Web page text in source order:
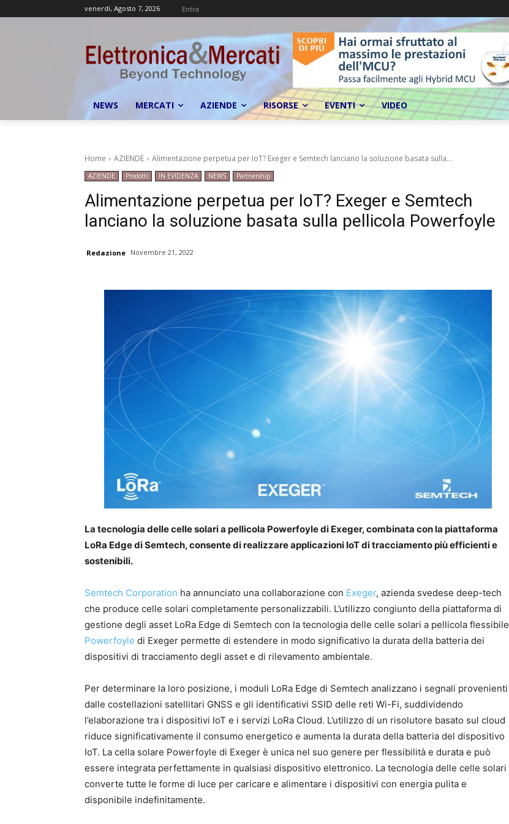
venerdì, Agosto 7, 2026 Entra
NEWS MERCATI AZIENDE RISORSE EVENTI VIDEO
Home AZIENDE Alimentazione perpetua per IoT? Exeger e Semtech lanciano la soluzione basata sulla...
AZIENDE Prodotti IN EVIDENZA NEWS Partnership
Alimentazione perpetua per IoT? Exeger e Semtech
lanciano la soluzione basata sulla pellicola Powerfoyle
Redazione Novembre 21, 2022
La tecnologia delle celle solari a pellicola Powerfoyle di Exeger, combinata con la piattaforma
LoRa Edge di Semtech, consente di realizzare applicazioni IoT di tracciamento più efficienti e
sostenibili.
Semtech Corporation ha annunciato una collaborazione con Exeger, azienda svedese deep-tech
che produce celle solari completamente personalizzabili. L’utilizzo congiunto della piattaforma di
gestione degli asset LoRa Edge di Semtech con la tecnologia delle celle solari a pellicola flessibile
Powerfoyle di Exeger permette di estendere in modo significativo la durata della batteria dei
dispositivi di tracciamento degli asset e di rilevamento ambientale.
Per determinare la loro posizione, i moduli LoRa Edge di Semtech analizzano i segnali provenienti
dalle costellazioni satellitari GNSS e gli identificativi SSID delle reti Wi-Fi, suddividendo
l’elaborazione tra i dispositivi IoT e i servizi LoRa Cloud. L’utilizzo di un risolutore basato sul cloud
riduce significativamente il consumo energetico e aumenta la durata della batteria del dispositivo
IoT. La cella solare Powerfoyle di Exeger è unica nel suo genere per flessibilità e durata e può
essere integrata perfettamente in qualsiasi dispositivo elettronico. La tecnologia delle celle solari
converte tutte le forme di luce per caricare e alimentare i dispositivi con energia pulita e
disponibile indefinitamente.